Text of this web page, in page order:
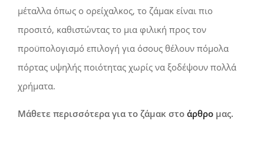
μέταλλα όπως ο ορείχαλκος, το ζάμακ είναι πιο
προσιτό, καθιστώντας το μια φιλική προς τον
προϋπολογισμό επιλογή για όσους θέλουν πόμολα
πόρτας υψηλής ποιότητας χωρίς να ξοδέψουν πολλά
χρήματα.
Μάθετε περισσότερα για το ζάμακ στο άρθρο μας.